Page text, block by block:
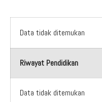
Pojok Literasi
Maklumat Pelayanan
Informasi Publik
Profil PPID
Struktur Organisasi
Data tidak ditemukan
Riwayat Pendidikan
Data tidak ditemukan